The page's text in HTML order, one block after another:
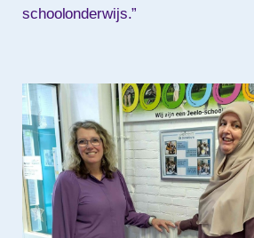
schoolonderwijs.”